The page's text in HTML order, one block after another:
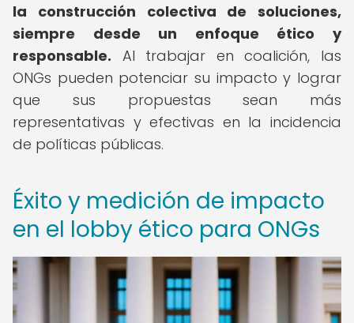
la construcción colectiva de soluciones,
siempre desde un enfoque ético y
responsable. Al trabajar en coalición, las
ONGs pueden potenciar su impacto y lograr
que sus propuestas sean más
representativas y efectivas en la incidencia
de políticas públicas.
Éxito y medición de impacto
en el lobby ético para ONGs